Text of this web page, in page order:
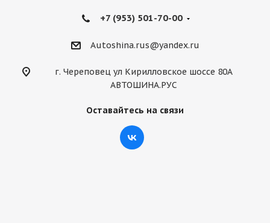
+7 (953) 501-70-00
Autoshina.rus@yandex.ru
г. Череповец ул Кирилловское шоссе 80А
АВТОШИНА.РУС
Оставайтесь на связи